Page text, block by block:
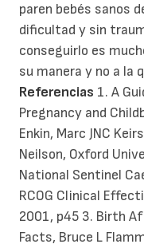
paren bebés sanos
dificultad y sin
conseguirlo es
su manera y no a la
Referencias 1. A
Pregnancy and
Enkin, Marc JNC
Neilson, Oxford
National Sentinel
RCOG Clinical
2001, p45 3. Birth
Facts, Bruce L